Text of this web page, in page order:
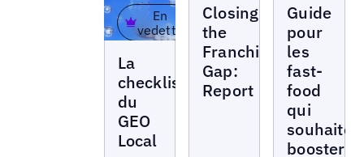
En
vedette
blancs
La
checklist
du
GEO
Local
blancs
Closing
the
Franchise
Gap:
Report
blancs
Guide
pour
les
fast-
food
qui
booster